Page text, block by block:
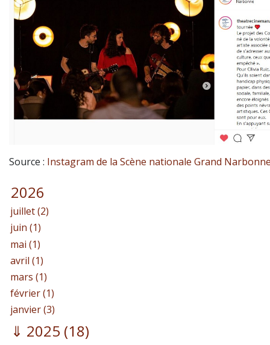
Source : Instagram de la Scène nationale Grand
2026
juillet (2)
juin (1)
mai (1)
avril (1)
mars (1)
février (1)
janvier (3)
2025 (18)